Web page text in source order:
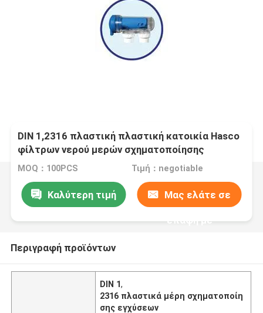
DIN 1,2316 πλαστική πλαστική κατοικία Hasco
φίλτρων νερού μερών σχηματοποίησης
εγχύσεων
MOQ：100PCS Τιμή：negotiable
Καλύτερη τιμή Μας ελάτε σε
επαφή με
Περιγραφή προϊόντων
DIN 1,
2316 πλαστικά μέρη σχηματοποίη
σης εγχύσεων